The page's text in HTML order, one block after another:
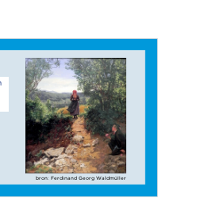
bron: Ferdinand Georg Waldmüller